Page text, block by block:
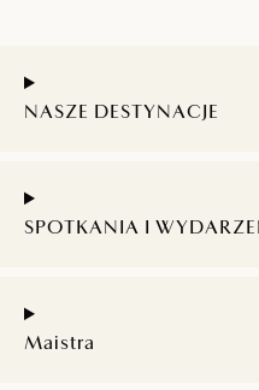
NASZE DESTYNACJE
SPOTKANIA I
Maistra